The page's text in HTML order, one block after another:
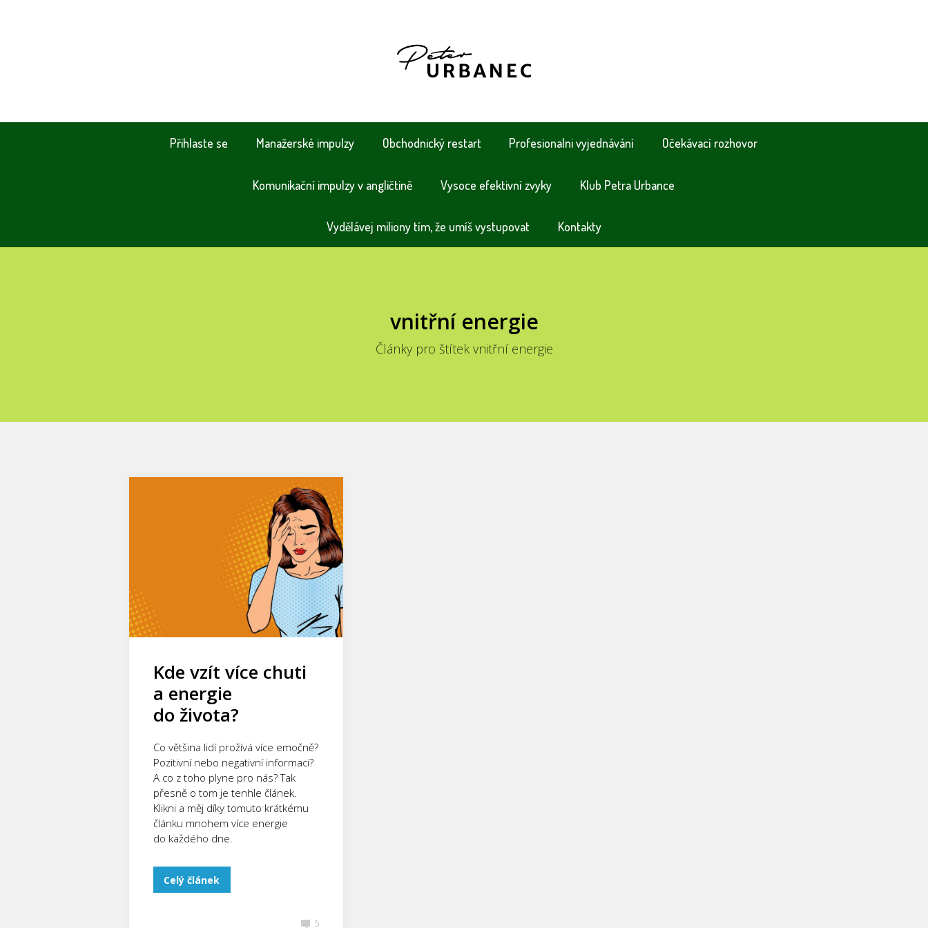
Přihlaste se Manažerské impulzy Obchodnický restart Profesionalni vyjednávání Očekávací rozhovor
Komunikační impulzy v angličtině Vysoce efektivní zvyky Klub Petra Urbance
Vydělávej miliony tím, že umíš vystupovat Kontakty
vnitřní energie
Články pro štítek vnitřní energie
Kde vzít více chuti
a energie
do života?
Co většina lidí prožívá více emočně?
Pozitivní nebo negativní informaci?
A co z toho plyne pro nás? Tak
přesně o tom je tenhle článek.
Klikni a měj díky tomuto krátkému
článku mnohem více energie
do každého dne.
Celý článek
5